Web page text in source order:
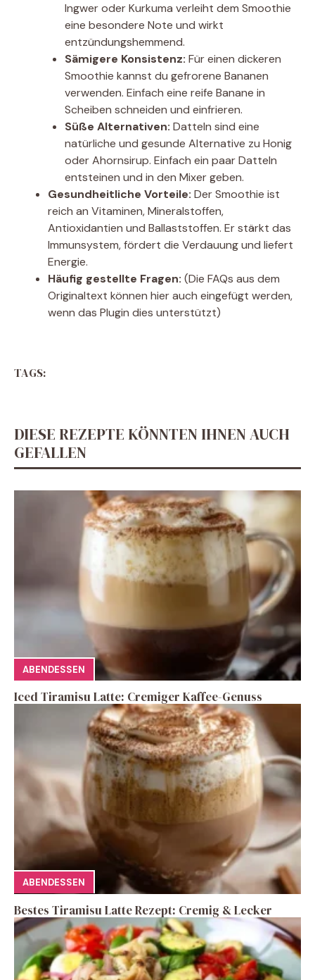
Ingwer oder Kurkuma verleiht dem Smoothie
eine besondere Note und wirkt
entzündungshemmend.
Sämigere Konsistenz: Für einen dickeren
Smoothie kannst du gefrorene Bananen
verwenden. Einfach eine reife Banane in
Scheiben schneiden und einfrieren.
Süße Alternativen: Datteln sind eine
natürliche und gesunde Alternative zu Honig
oder Ahornsirup. Einfach ein paar Datteln
entsteinen und in den Mixer geben.
Gesundheitliche Vorteile: Der Smoothie ist
reich an Vitaminen, Mineralstoffen,
Antioxidantien und Ballaststoffen. Er stärkt das
Immunsystem, fördert die Verdauung und liefert
Energie.
Häufig gestellte Fragen: (Die FAQs aus dem
Originaltext können hier auch eingefügt werden,
wenn das Plugin dies unterstützt)
TAGS:
DIESE REZEPTE KÖNNTEN IHNEN AUCH
GEFALLEN
ABENDESSEN
Iced Tiramisu Latte: Cremiger Kaffee-Genuss
ABENDESSEN
Bestes Tiramisu Latte Rezept: Cremig & Lecker